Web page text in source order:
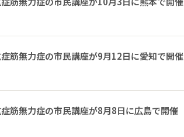
筋無力症の市民講座が9月12日に愛知で開催
筋無力症の市民講座が8月8日に広島で開催